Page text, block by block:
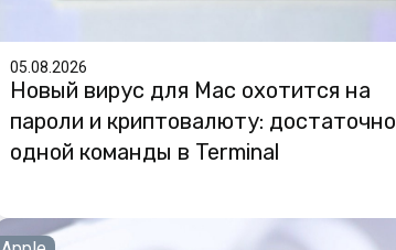
05.08.2026
Новый вирус для Mac охотится на
пароли и криптовалюту: достаточно
одной команды в Terminal